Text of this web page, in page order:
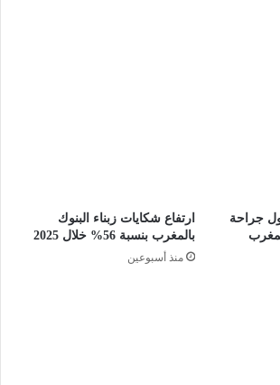
جراحة
ارتفاع شكايات زبناء البنوك
بالمغرب بنسبة 56% خلال 2025
منذ أسبوعين